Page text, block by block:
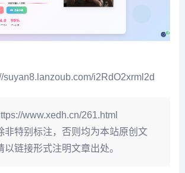
i2RdO2xrml2d
www.xedh.cn/261.html
非特别标注，否则均为本站原创文
以链接形式注明文章出处。